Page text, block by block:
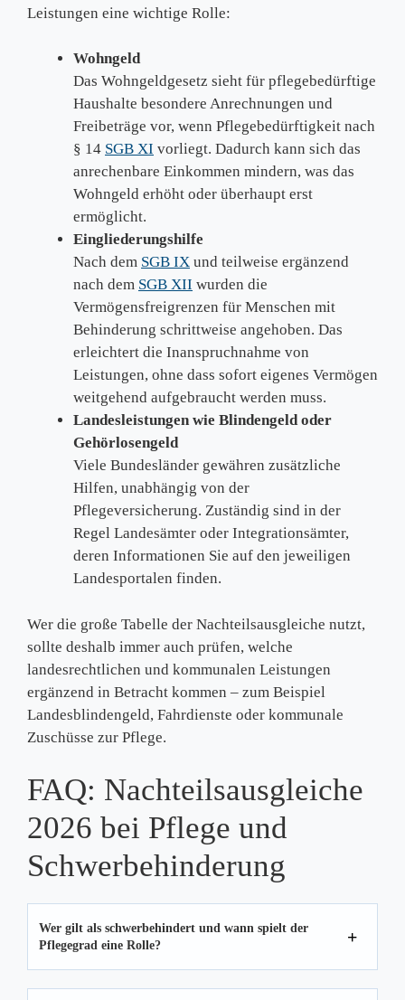
Leistungen eine wichtige Rolle:
Wohngeld
Das Wohngeldgesetz sieht für pflegebedürftige
Haushalte besondere Anrechnungen und
Freibeträge vor, wenn Pflegebedürftigkeit nach
§ 14 SGB XI vorliegt. Dadurch kann sich das
anrechenbare Einkommen mindern, was das
Wohngeld erhöht oder überhaupt erst
ermöglicht.
Eingliederungshilfe
Nach dem SGB IX und teilweise ergänzend
nach dem SGB XII wurden die
Vermögensfreigrenzen für Menschen mit
Behinderung schrittweise angehoben. Das
erleichtert die Inanspruchnahme von
Leistungen, ohne dass sofort eigenes Vermögen
weitgehend aufgebraucht werden muss.
Landesleistungen wie Blindengeld oder
Gehörlosengeld
Viele Bundesländer gewähren zusätzliche
Hilfen, unabhängig von der
Pflegeversicherung. Zuständig sind in der
Regel Landesämter oder Integrationsämter,
deren Informationen Sie auf den jeweiligen
Landesportalen finden.
Wer die große Tabelle der Nachteilsausgleiche nutzt,
sollte deshalb immer auch prüfen, welche
landesrechtlichen und kommunalen Leistungen
ergänzend in Betracht kommen – zum Beispiel
Landesblindengeld, Fahrdienste oder kommunale
Zuschüsse zur Pflege.
FAQ: Nachteilsausgleiche
2026 bei Pflege und
Schwerbehinderung
Wer gilt als schwerbehindert und wann spielt der
Pflegegrad eine Rolle?